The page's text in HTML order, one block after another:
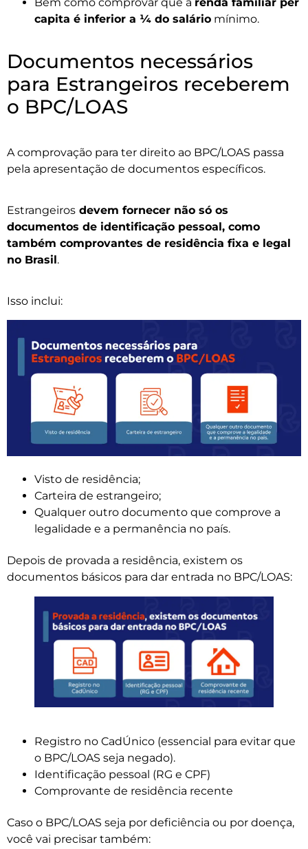
capita é inferior a ¼ do salário mínimo.
Documentos necessários
para Estrangeiros receberem
o BPC/LOAS
A comprovação para ter direito ao BPC/LOAS passa
pela apresentação de documentos específicos.
Estrangeiros devem fornecer não só os
documentos de identificação pessoal, como
também comprovantes de residência fixa e legal
no Brasil.
Isso inclui:
Visto de residência;
Carteira de estrangeiro;
Qualquer outro documento que comprove a
legalidade e a permanência no país.
Depois de provada a residência, existem os
documentos básicos para dar entrada no BPC/LOAS:
Registro no CadÚnico (essencial para evitar que
o BPC/LOAS seja negado).
Identificação pessoal (RG e CPF)
Comprovante de residência recente
Caso o BPC/LOAS seja por deficiência ou por doença,
você vai precisar também: